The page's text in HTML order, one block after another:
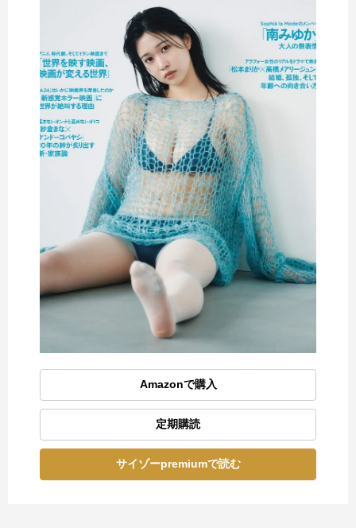
Amazonで購入
定期購読
サイゾーpremiumで読む